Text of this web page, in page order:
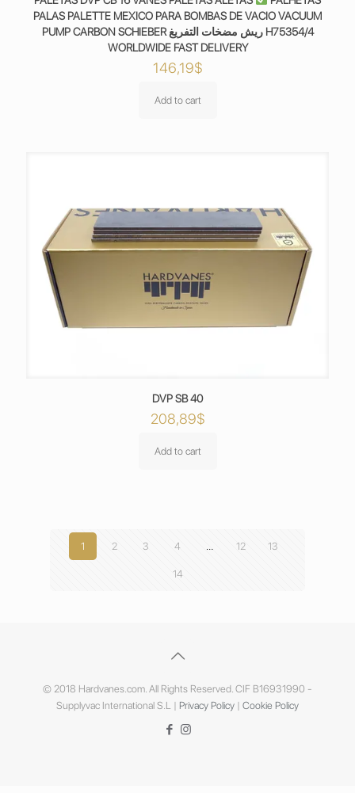
PALAS PALETTE MEXICO PARA BOMBAS DE VACIO VACUUM
PUMP CARBON SCHIEBER ريش مضخات التفريغ H75354/4
WORLDWIDE FAST DELIVERY
146,19$
Add to cart
DVP SB 40
208,89$
Add to cart
1 2 3 4 … 12 13
14
© 2018 Hardvanes.com. All Rights Reserved. CIF B16931990 -
Supplyvac International S.L | Privacy Policy | Cookie Policy